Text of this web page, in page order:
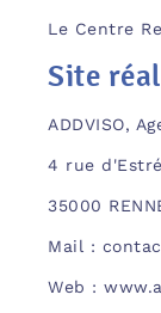
Le Centre
Site
ADDVISO,
4 rue
35000
Mail :
Web :